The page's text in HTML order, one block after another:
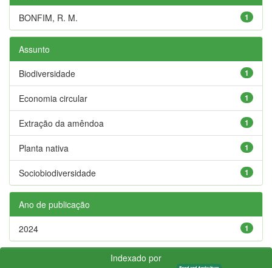
1
BONFIM, R. M.
Assunto
1
Biodiversidade
1
Economia circular
1
Extração da amêndoa
1
Planta nativa
1
Sociobiodiversidade
Ano de publicação
1
2024
Indexado por